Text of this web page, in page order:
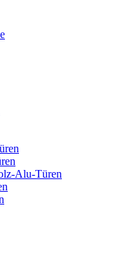
Alu-Türen